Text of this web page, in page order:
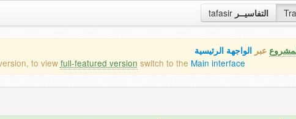
tafasir التفاسيــر
عبر الواجهة الرئيسية
to view full-featured version switch to the Main interface